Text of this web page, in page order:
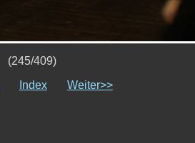
(245/409)
Index Weiter>>